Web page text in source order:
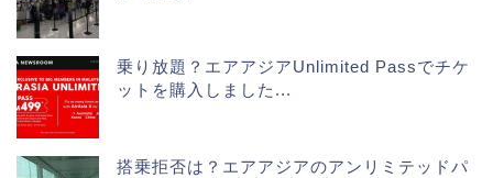
乗り放題？エアアジアUnlimited Passでチケ
ットを購入しました...
搭乗拒否は？エアアジアのアンリミテッドパ